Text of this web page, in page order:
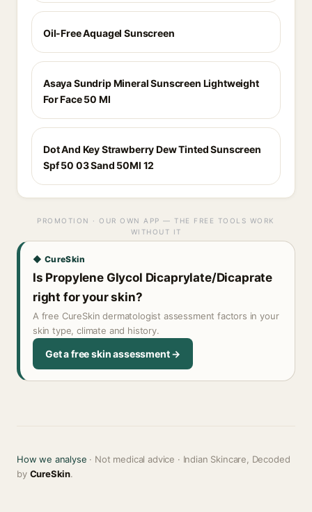
Oil-Free Aquagel Sunscreen
Asaya Sundrip Mineral Sunscreen Lightweight
For Face 50 Ml
Dot And Key Strawberry Dew Tinted Sunscreen
Spf 50 03 Sand 50Ml 12
PROMOTION · OUR OWN APP — THE FREE TOOLS WORK
WITHOUT IT
◆ CureSkin
Is Propylene Glycol Dicaprylate/Dicaprate
right for your skin?
A free CureSkin dermatologist assessment factors in your
skin type, climate and history.
Get a free skin assessment →
How we analyse · Not medical advice · Indian Skincare, Decoded
by CureSkin.